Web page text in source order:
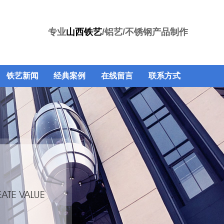
专业山西铁艺/铝艺/不锈钢产品制作
铁艺新闻 经典案例 在线留言 联系方式